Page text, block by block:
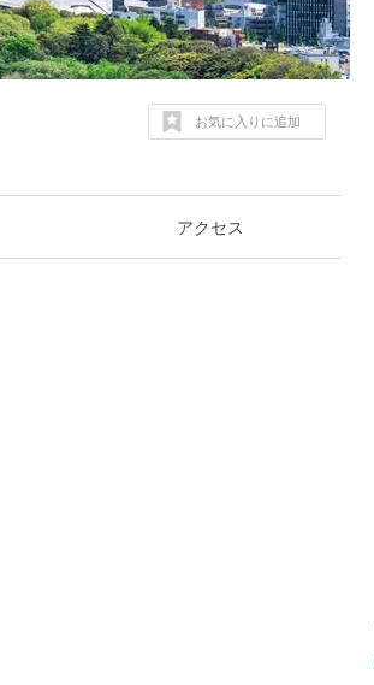
お気に入りに追加
アクセス